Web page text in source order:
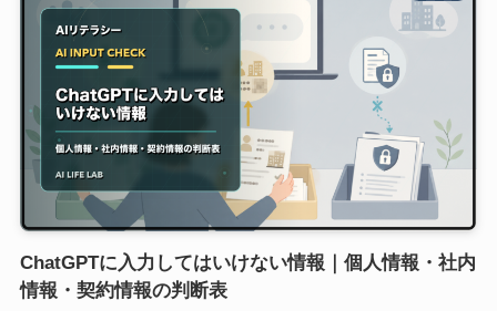
ChatGPTに入力してはいけない情報｜個人情報・社内
情報・契約情報の判断表